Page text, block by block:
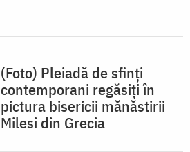
(Foto) Pleiadă de sfinți
contemporani regăsiți în
pictura bisericii mănăstirii
Milesi din Grecia